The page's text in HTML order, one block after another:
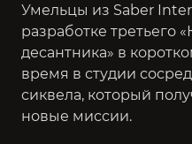
Умельцы из Saber
разработке третьего
десантника» в
время в студии
сиквела, который
новые миссии.